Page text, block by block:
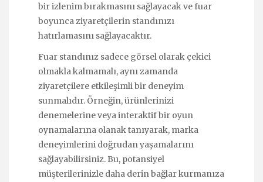
bir izlenim bırakmasını sağlayacak ve fuar
boyunca ziyaretçilerin standınızı
hatırlamasını sağlayacaktır.
Fuar standınız sadece görsel olarak çekici
olmakla kalmamalı, aynı zamanda
ziyaretçilere etkileşimli bir deneyim
sunmalıdır. Örneğin, ürünlerinizi
denemelerine veya interaktif bir oyun
oynamalarına olanak tanıyarak, marka
deneyimlerini doğrudan yaşamalarını
sağlayabilirsiniz. Bu, potansiyel
müşterilerinizle daha derin bağlar kurmanıza